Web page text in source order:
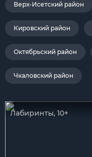
Верх-Исетский район
Кировский район
Октябрьский район
Чкаловский район
Лабиринты, 10+